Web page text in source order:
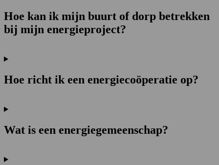
Hoe kan ik mijn buurt of dorp betrekken
bij mijn energieproject?
Hoe richt ik een energiecoöperatie op?
Wat is een energiegemeenschap?